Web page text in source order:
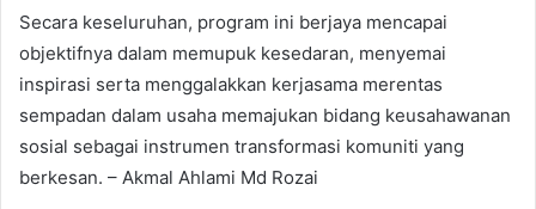
Secara keseluruhan, program ini berjaya mencapai
objektifnya dalam memupuk kesedaran, menyemai
inspirasi serta menggalakkan kerjasama merentas
sempadan dalam usaha memajukan bidang keusahawanan
sosial sebagai instrumen transformasi komuniti yang
berkesan. – Akmal Ahlami Md Rozai